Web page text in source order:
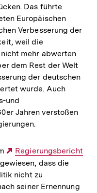
Das führte
Europäischen
Verbesserung der
weil die
mehr abwerten
dem Rest der Welt
der deutschen
wurde. Auch
und
Jahren verstoßen
Externer
Link:
Regierungsbericht
dass die
nicht zu
seiner Ernennung